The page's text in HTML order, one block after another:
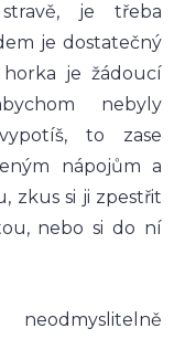
je třeba
je dostatečný
je žádoucí
nebyly
to zase
nápojům a
zkus si ji zpestřit
nebo si do ní